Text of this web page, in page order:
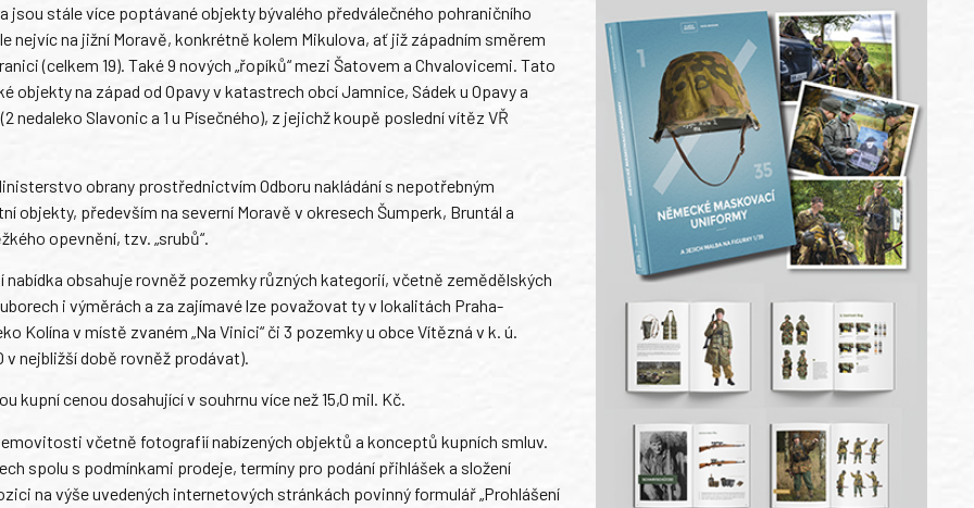
jsou stále více poptávané objekty bývalého předválečného pohraničního
na jižní Moravě, konkrétně kolem Mikulova, ať již západním směrem
(celkem 19). Také 9 nových „řopíků“ mezi Šatovem a Chvalovicemi. Tato
objekty na západ od Opavy v katastrech obcí Jamnice, Sádek u Opavy a
nedaleko Slavonic a 1 u Písečného), z jejichž koupě poslední vítěz VŘ
obrany prostřednictvím Odboru nakládání s nepotřebným
objekty, především na severní Moravě v okresech Šumperk, Bruntál a
opevnění, tzv. „srubů“.
obsahuje rovněž pozemky různých kategorií, včetně zemědělských
i výměrách a za zajímavé lze považovat ty v lokalitách Praha-
Kolína v místě zvaném „Na Vinici“ či 3 pozemky u obce Vítězná v k. ú.
nejbližší době rovněž prodávat).
cenou dosahující v souhrnu více než 15,0 mil. Kč.
včetně fotografií nabízených objektů a konceptů kupních smluv.
spolu s podmínkami prodeje, termíny pro podání přihlášek a složení
na výše uvedených internetových stránkách povinný formulář „Prohlášení